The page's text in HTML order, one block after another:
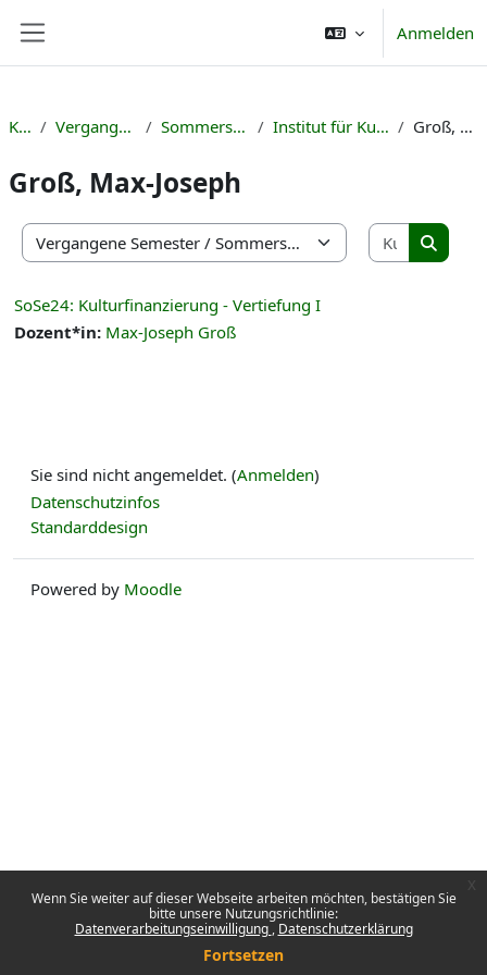
Wenn Sie weiter auf dieser Webseite arbeiten möchten, bestätigen Sie
bitte unsere Nutzungsrichtlinie:
Datenverarbeitungseinwilligung Datenschutzerklärung
Fortsetzen
Anmelden
Kurse Vergangene Semester Sommersemester 2024 Institut für Kulturmanagement Groß, Max-Joseph
Groß, Max-Joseph
Kursbereiche
Kurse
Kurse
SoSe24: Kulturfinanzierung - Vertiefung I
Dozent*in: Max-Joseph Groß
Sie sind nicht angemeldet. (Anmelden)
Datenschutzinfos
Standarddesign
Powered by Moodle